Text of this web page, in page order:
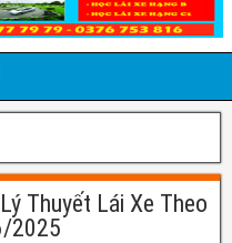
Thuyết Lái Xe Theo
2025